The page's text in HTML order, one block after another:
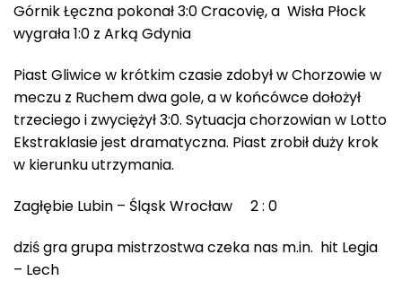
Górnik Łęczna pokonał 3:0 Cracovię, a Wisła Płock
wygrała 1:0 z Arką Gdynia
Piast Gliwice w krótkim czasie zdobył w Chorzowie w
meczu z Ruchem dwa gole, a w końcówce dołożył
trzeciego i zwyciężył 3:0. Sytuacja chorzowian w Lotto
Ekstraklasie jest dramatyczna. Piast zrobił duży krok
w kierunku utrzymania.
Zagłębie Lubin – Śląsk Wrocław 2 : 0
dziś gra grupa mistrzostwa czeka nas m.in. hit Legia
– Lech